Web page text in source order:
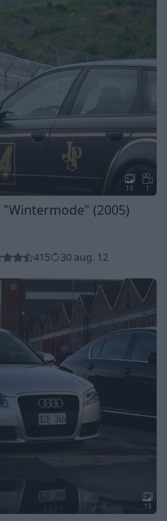
19 1
"Wintermode" (2005)
415 30 aug. 12
19